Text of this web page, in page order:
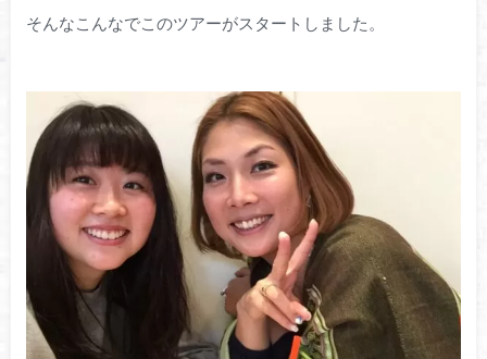
そんなこんなでこのツアーがスタートしました。